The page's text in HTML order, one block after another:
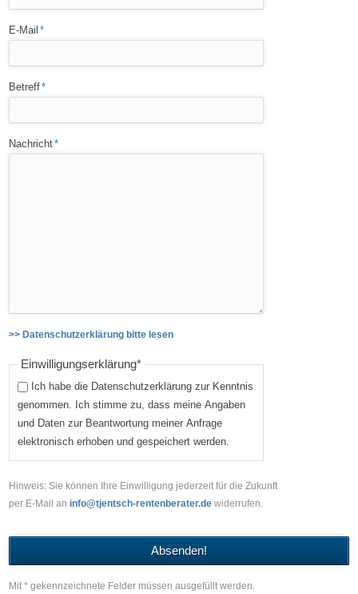
Pflichtfeld
E-Mail *
Pflichtfeld
Betreff*
Pflichtfeld
Nachricht*
>> Datenschutzerklärung bitte lesen
Pflichtfeld
Einwilligungserklärung*
Ich habe die Datenschutzerklärung zur Kenntnis
genommen. Ich stimme zu, dass meine Angaben
und Daten zur Beantwortung meiner Anfrage
elektronisch erhoben und gespeichert werden.
Hinweis: Sie können Ihre Einwilligung jederzeit für die Zukunft
per E-Mail aninfo@tjentsch-rentenberater.de widerrufen.
Absenden!
Mit * gekennzeichnete Felder müssen ausgefüllt werden.